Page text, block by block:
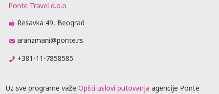
Ponte Travel d.o.o
Resavka 49, Beograd
aranzmani@ponte.rs
+381-11-7858585
Uz sve programe važe Opšti uslovi putovanja agencije Ponte